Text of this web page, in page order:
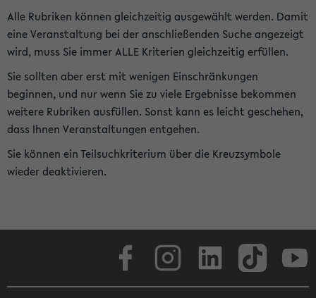
Alle Rubriken können gleichzeitig ausgewählt werden. Damit
eine Veranstaltung bei der anschließenden Suche angezeigt
wird, muss Sie immer ALLE Kriterien gleichzeitig erfüllen.
Sie sollten aber erst mit wenigen Einschränkungen
beginnen, und nur wenn Sie zu viele Ergebnisse bekommen
weitere Rubriken ausfüllen. Sonst kann es leicht geschehen,
dass Ihnen Veranstaltungen entgehen.
Sie können ein Teilsuchkriterium über die Kreuzsymbole
wieder deaktivieren.